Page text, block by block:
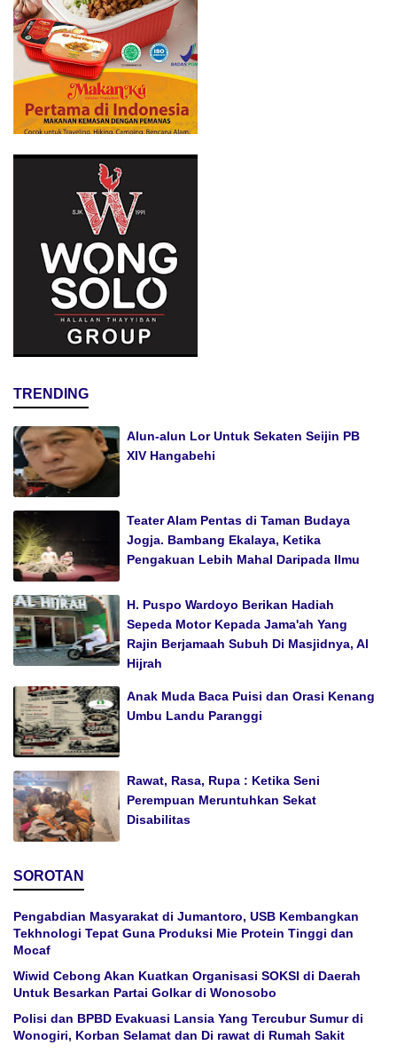
TRENDING
Alun-alun Lor Untuk Sekaten Seijin PB
XIV Hangabehi
Teater Alam Pentas di Taman Budaya
Jogja. Bambang Ekalaya, Ketika
Pengakuan Lebih Mahal Daripada Ilmu
H. Puspo Wardoyo Berikan Hadiah
Sepeda Motor Kepada Jama'ah Yang
Rajin Berjamaah Subuh Di Masjidnya, Al
Hijrah
Anak Muda Baca Puisi dan Orasi Kenang
Umbu Landu Paranggi
Rawat, Rasa, Rupa : Ketika Seni
Perempuan Meruntuhkan Sekat
Disabilitas
SOROTAN
Pengabdian Masyarakat di Jumantoro, USB Kembangkan
Tekhnologi Tepat Guna Produksi Mie Protein Tinggi dan
Mocaf
Wiwid Cebong Akan Kuatkan Organisasi SOKSI di Daerah
Untuk Besarkan Partai Golkar di Wonosobo
Polisi dan BPBD Evakuasi Lansia Yang Tercubur Sumur di
Wonogiri, Korban Selamat dan Di rawat di Rumah Sakit